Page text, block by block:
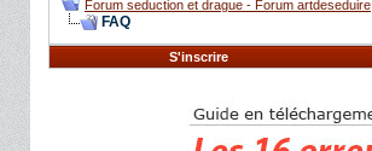
Forum seduction et drague - Forum artdeseduire
FAQ
S'inscrire